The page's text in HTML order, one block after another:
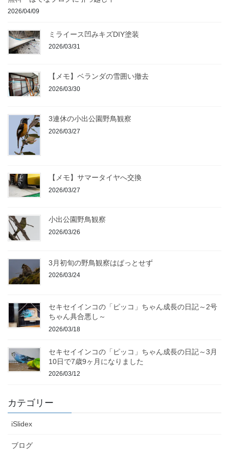
2026/04/09
ミライース凹みキズDIY塗装
2026/03/31
【メモ】ベランダの雪囲い撤去
2026/03/30
3連休の小出公園野鳥観察
2026/03/27
【メモ】サマータイヤへ交換
2026/03/27
小出公園野鳥観察
2026/03/26
3月初旬の野鳥観察はぱっとせず
2026/03/24
セキセイインコの「ピッコ」ちゃん成長の日記～2号
ちゃん具合悪し～
2026/03/18
セキセイインコの「ピッコ」ちゃん成長の日記～3月
10日で7歳9ヶ月になりました
2026/03/12
カテゴリー
iSlidex
ブログ